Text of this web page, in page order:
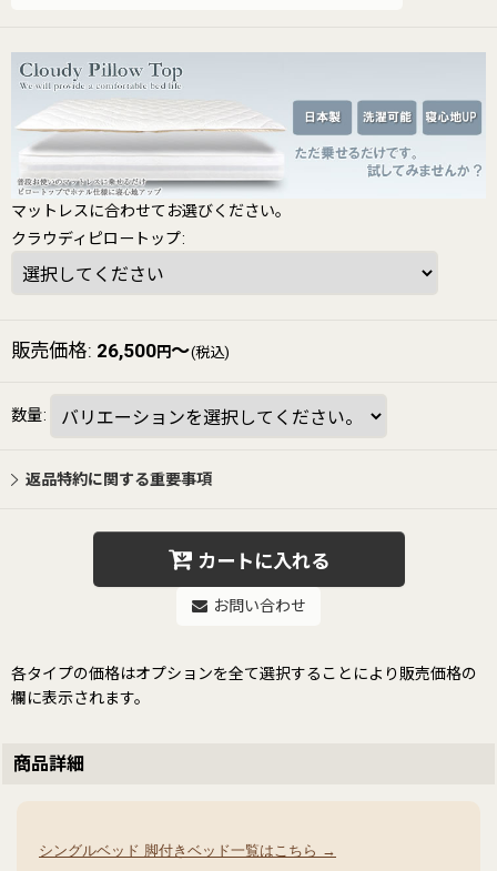
マットレスに合わせてお選びください。
クラウディピロートップ:
販売価格: 26,500円～(税込)
数量:
返品特約に関する重要事項
カートに入れる
お問い合わせ
各タイプの価格はオプションを全て選択することにより販売価格の
欄に表示されます。
商品詳細
シングルベッド 脚付きベッド一覧はこちら →